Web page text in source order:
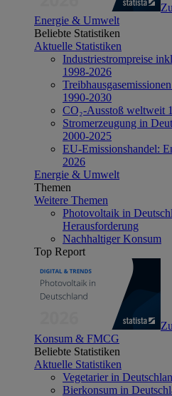
Energie & Umwelt
Beliebte Statistiken
Aktuelle Statistiken
Industriestrompreise
1998-2026
1990-2030
CO₂-Ausstoß weltweit
Stromerzeugung in
2000-2025
EU-Emissionshandel:
2026
Energie & Umwelt
Themen
Weitere Themen
Photovoltaik in
Herausforderung
Nachhaltiger Konsum
Top Report
Konsum & FMCG
Beliebte Statistiken
Aktuelle Statistiken
Vegetarier in
Bierkonsum in